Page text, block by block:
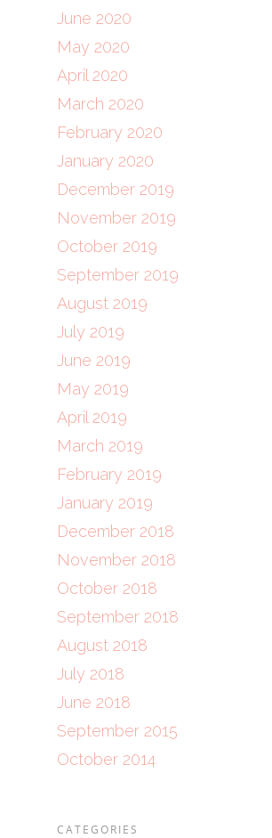
June 2020
May 2020
April 2020
March 2020
February 2020
January 2020
December 2019
November 2019
October 2019
September 2019
August 2019
July 2019
June 2019
May 2019
April 2019
March 2019
February 2019
January 2019
December 2018
November 2018
October 2018
September 2018
August 2018
July 2018
June 2018
September 2015
October 2014
CATEGORIES